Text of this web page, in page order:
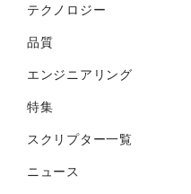
テクノロジー
品質
エンジニアリング
特集
スクリプター一覧
ニュース